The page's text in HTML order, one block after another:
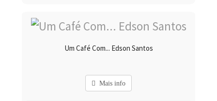
Um Café Com... Edson Santos
Mais info